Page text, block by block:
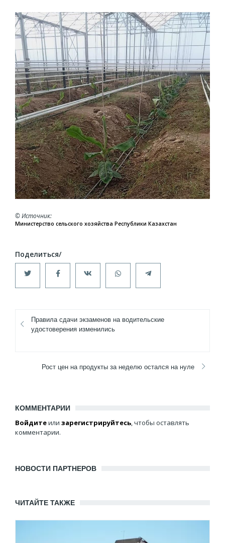
© Источник
Министерство сельского хозяйства Республики Казахстан
Правила сдачи экзаменов на водительские
удостоверения изменились
Рост цен на продукты за неделю остался на нуле
КОММЕНТАРИИ
Войдитеили зарегистрируйтесь, чтобы оставлять
комментарии.
НОВОСТИ ПАРТНЕРОВ
ЧИТАЙТЕ ТАКЖЕ